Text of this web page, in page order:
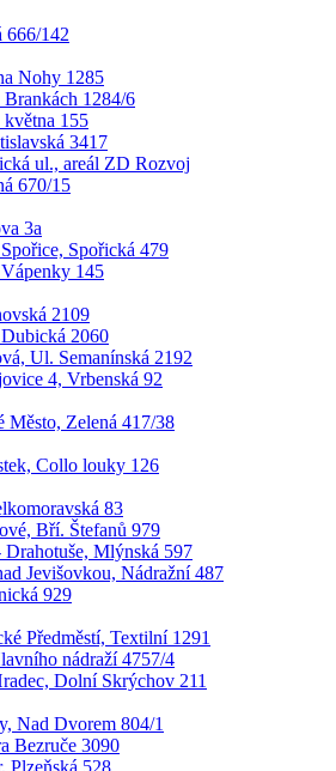
666/142
Nohy 1285
1284/6
155
3417
ul., areál ZD Rozvoj
670/15
3a
Spořická 479
145
2109
2060
Ul. Semanínská 2192
4, Vrbenská 92
Město, Zelená 417/38
Collo louky 126
83
Bří. Štefanů 979
Mlýnská 597
Jevišovkou, Nádražní 487
929
Předměstí, Textilní 1291
nádraží 4757/4
Dolní Skrýchov 211
Nad Dvorem 804/1
Bezruče 3090
Plzeňská 528